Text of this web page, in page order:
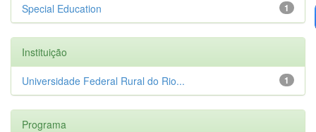
1
Special Education
Instituição
1
Universidade Federal Rural do Rio...
Programa